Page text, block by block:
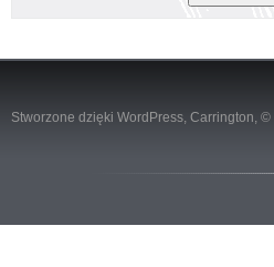
Stworzone dzięki WordPress, Carrington, ©